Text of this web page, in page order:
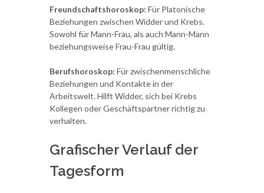
Freundschaftshoroskop: Für Platonische
Beziehungen zwischen Widder und Krebs.
Sowohl für Mann-Frau, als auch Mann-Mann
beziehungsweise Frau-Frau gültig.
Berufshoroskop: Für zwischenmenschliche
Beziehungen und Kontakte in der
Arbeitswelt. Hilft Widder, sich bei Krebs
Kollegen oder Geschäftspartner richtig zu
verhalten.
Grafischer Verlauf der
Tagesform